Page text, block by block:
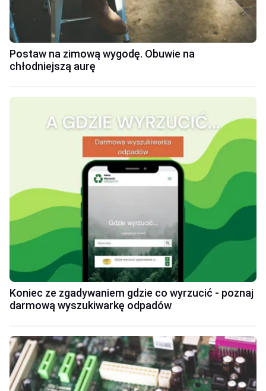
Postaw na zimową wygodę. Obuwie na
chłodniejszą aurę
Koniec ze zgadywaniem gdzie co wyrzucić - poznaj
darmową wyszukiwarkę odpadów